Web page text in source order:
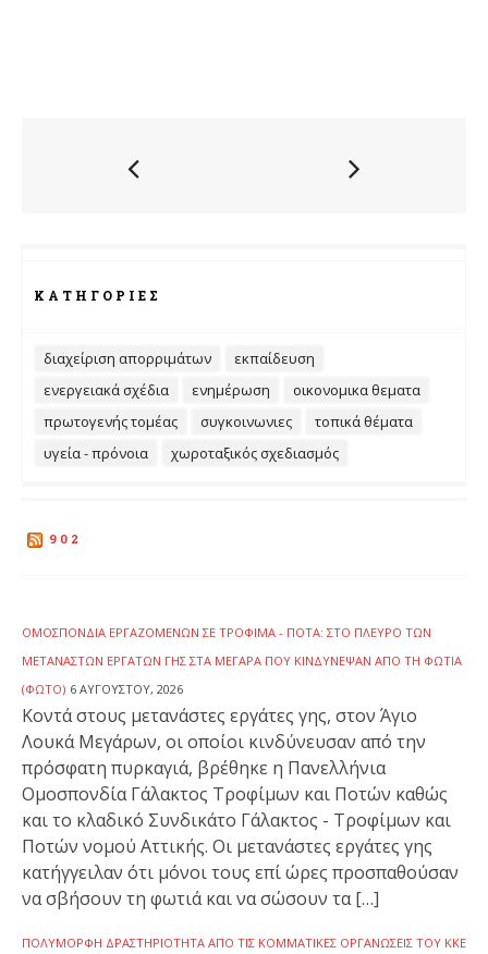
ΚΑΤΗΓΟΡΊΕΣ
διαχείριση απορριμάτων
εκπαίδευση
ενεργειακά σχέδια
ενημέρωση
οικονομικα θεματα
πρωτογενής τομέας
συγκοινωνιες
τοπικά θέματα
υγεία - πρόνοια
χωροταξικός σχεδιασμός
902
ΟΜΟΣΠΟΝΔΊΑ ΕΡΓΑΖΟΜΈΝΩΝ ΣΕ ΤΡΌΦΙΜΑ - ΠΟΤΆ: ΣΤΟ ΠΛΕΥΡΌ ΤΩΝ
ΜΕΤΑΝΑΣΤΏΝ ΕΡΓΑΤΏΝ ΓΗΣ ΣΤΑ ΜΈΓΑΡΑ ΠΟΥ ΚΙΝΔΎΝΕΨΑΝ ΑΠΌ ΤΗ ΦΩΤΙΆ
(ΦΩΤΟ) 6 ΑΥΓΟΎΣΤΟΥ, 2026
Κοντά στους μετανάστες εργάτες γης, στον Άγιο
Λουκά Μεγάρων, οι οποίοι κινδύνευσαν από την
πρόσφατη πυρκαγιά, βρέθηκε η Πανελλήνια
Ομοσπονδία Γάλακτος Τροφίμων και Ποτών καθώς
και το κλαδικό Συνδικάτο Γάλακτος - Τροφίμων και
Ποτών νομού Αττικής. Οι μετανάστες εργάτες γης
κατήγγειλαν ότι μόνοι τους επί ώρες προσπαθούσαν
να σβήσουν τη φωτιά και να σώσουν τα […]
ΠΟΛΎΜΟΡΦΗ ΔΡΑΣΤΗΡΙΌΤΗΤΑ ΑΠΌ ΤΙΣ ΚΟΜΜΑΤΙΚΈΣ ΟΡΓΑΝΏΣΕΙΣ ΤΟΥ ΚΚΕ